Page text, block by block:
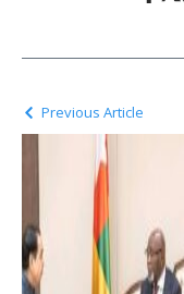
Previous Article